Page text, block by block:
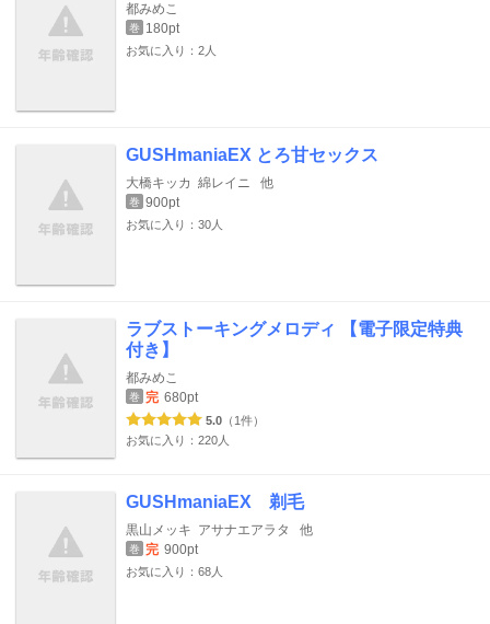
都みめこ
巻 180pt
お気に入り：2人
GUSHmaniaEX とろ甘セックス
大橋キッカ 綿レイニ 他
巻 900pt
お気に入り：30人
ラブストーキングメロディ 【電子限定特典
付き】
都みめこ
巻 完 680pt
5.0 （1件）
お気に入り：220人
GUSHmaniaEX 剃毛
黒山メッキ アサナエアラタ 他
巻 完 900pt
お気に入り：68人